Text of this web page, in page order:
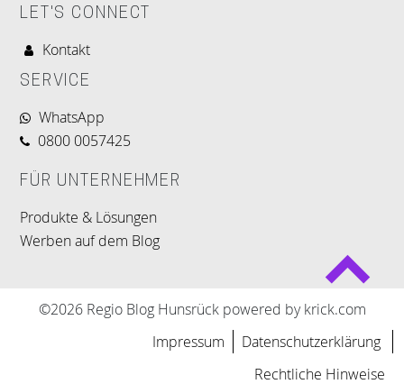
LET'S CONNECT
Kontakt
SERVICE
WhatsApp
0800 0057425
FÜR UNTERNEHMER
Produkte & Lösungen
Werben auf dem Blog
©2026 Regio Blog Hunsrück powered by krick.com
Impressum
Datenschutzerklärung
Rechtliche Hinweise